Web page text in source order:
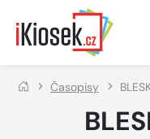
Přejít na hlavní obsah
Časopisy